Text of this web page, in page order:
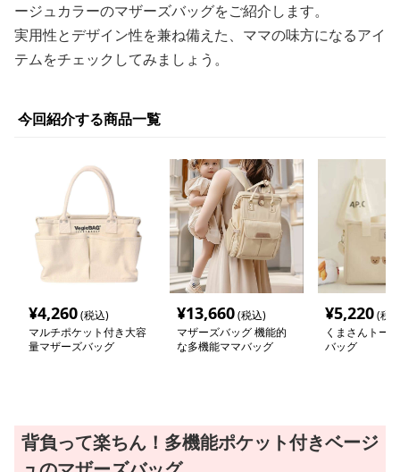
ージュカラーのマザーズバッグをご紹介します。
実用性とデザイン性を兼ね備えた、ママの味方になるアイ
テムをチェックしてみましょう。
今回紹介する商品一覧
¥4,260(税込)
マルチポケット付き大容
量マザーズバッグ
¥13,660(税込)
マザーズバッグ 機能的
な多機能ママバッグ
¥5,220(税
くまさんトー
バッグ
背負って楽ちん！多機能ポケット付きベージ